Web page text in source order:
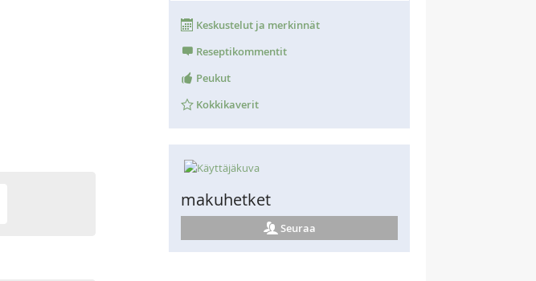
Keskustelut ja merkinnät
Reseptikommentit
Peukut
Kokkikaverit
makuhetket
Seuraa